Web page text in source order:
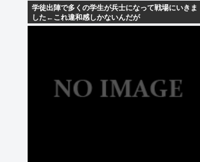
学徒出陣で多くの学生が兵士になって戦場にいきま
した←これ違和感しかないんだが